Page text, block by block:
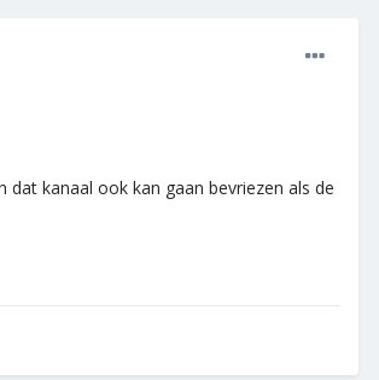
kanaal ook kan gaan bevriezen als de